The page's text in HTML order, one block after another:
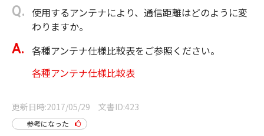
使用するアンテナにより、通信距離はどのように変
わりますか。
各種アンテナ仕様比較表をご参照ください。
各種アンテナ仕様比較表
更新日時 2017/05/29 文書ID 423
参考になった